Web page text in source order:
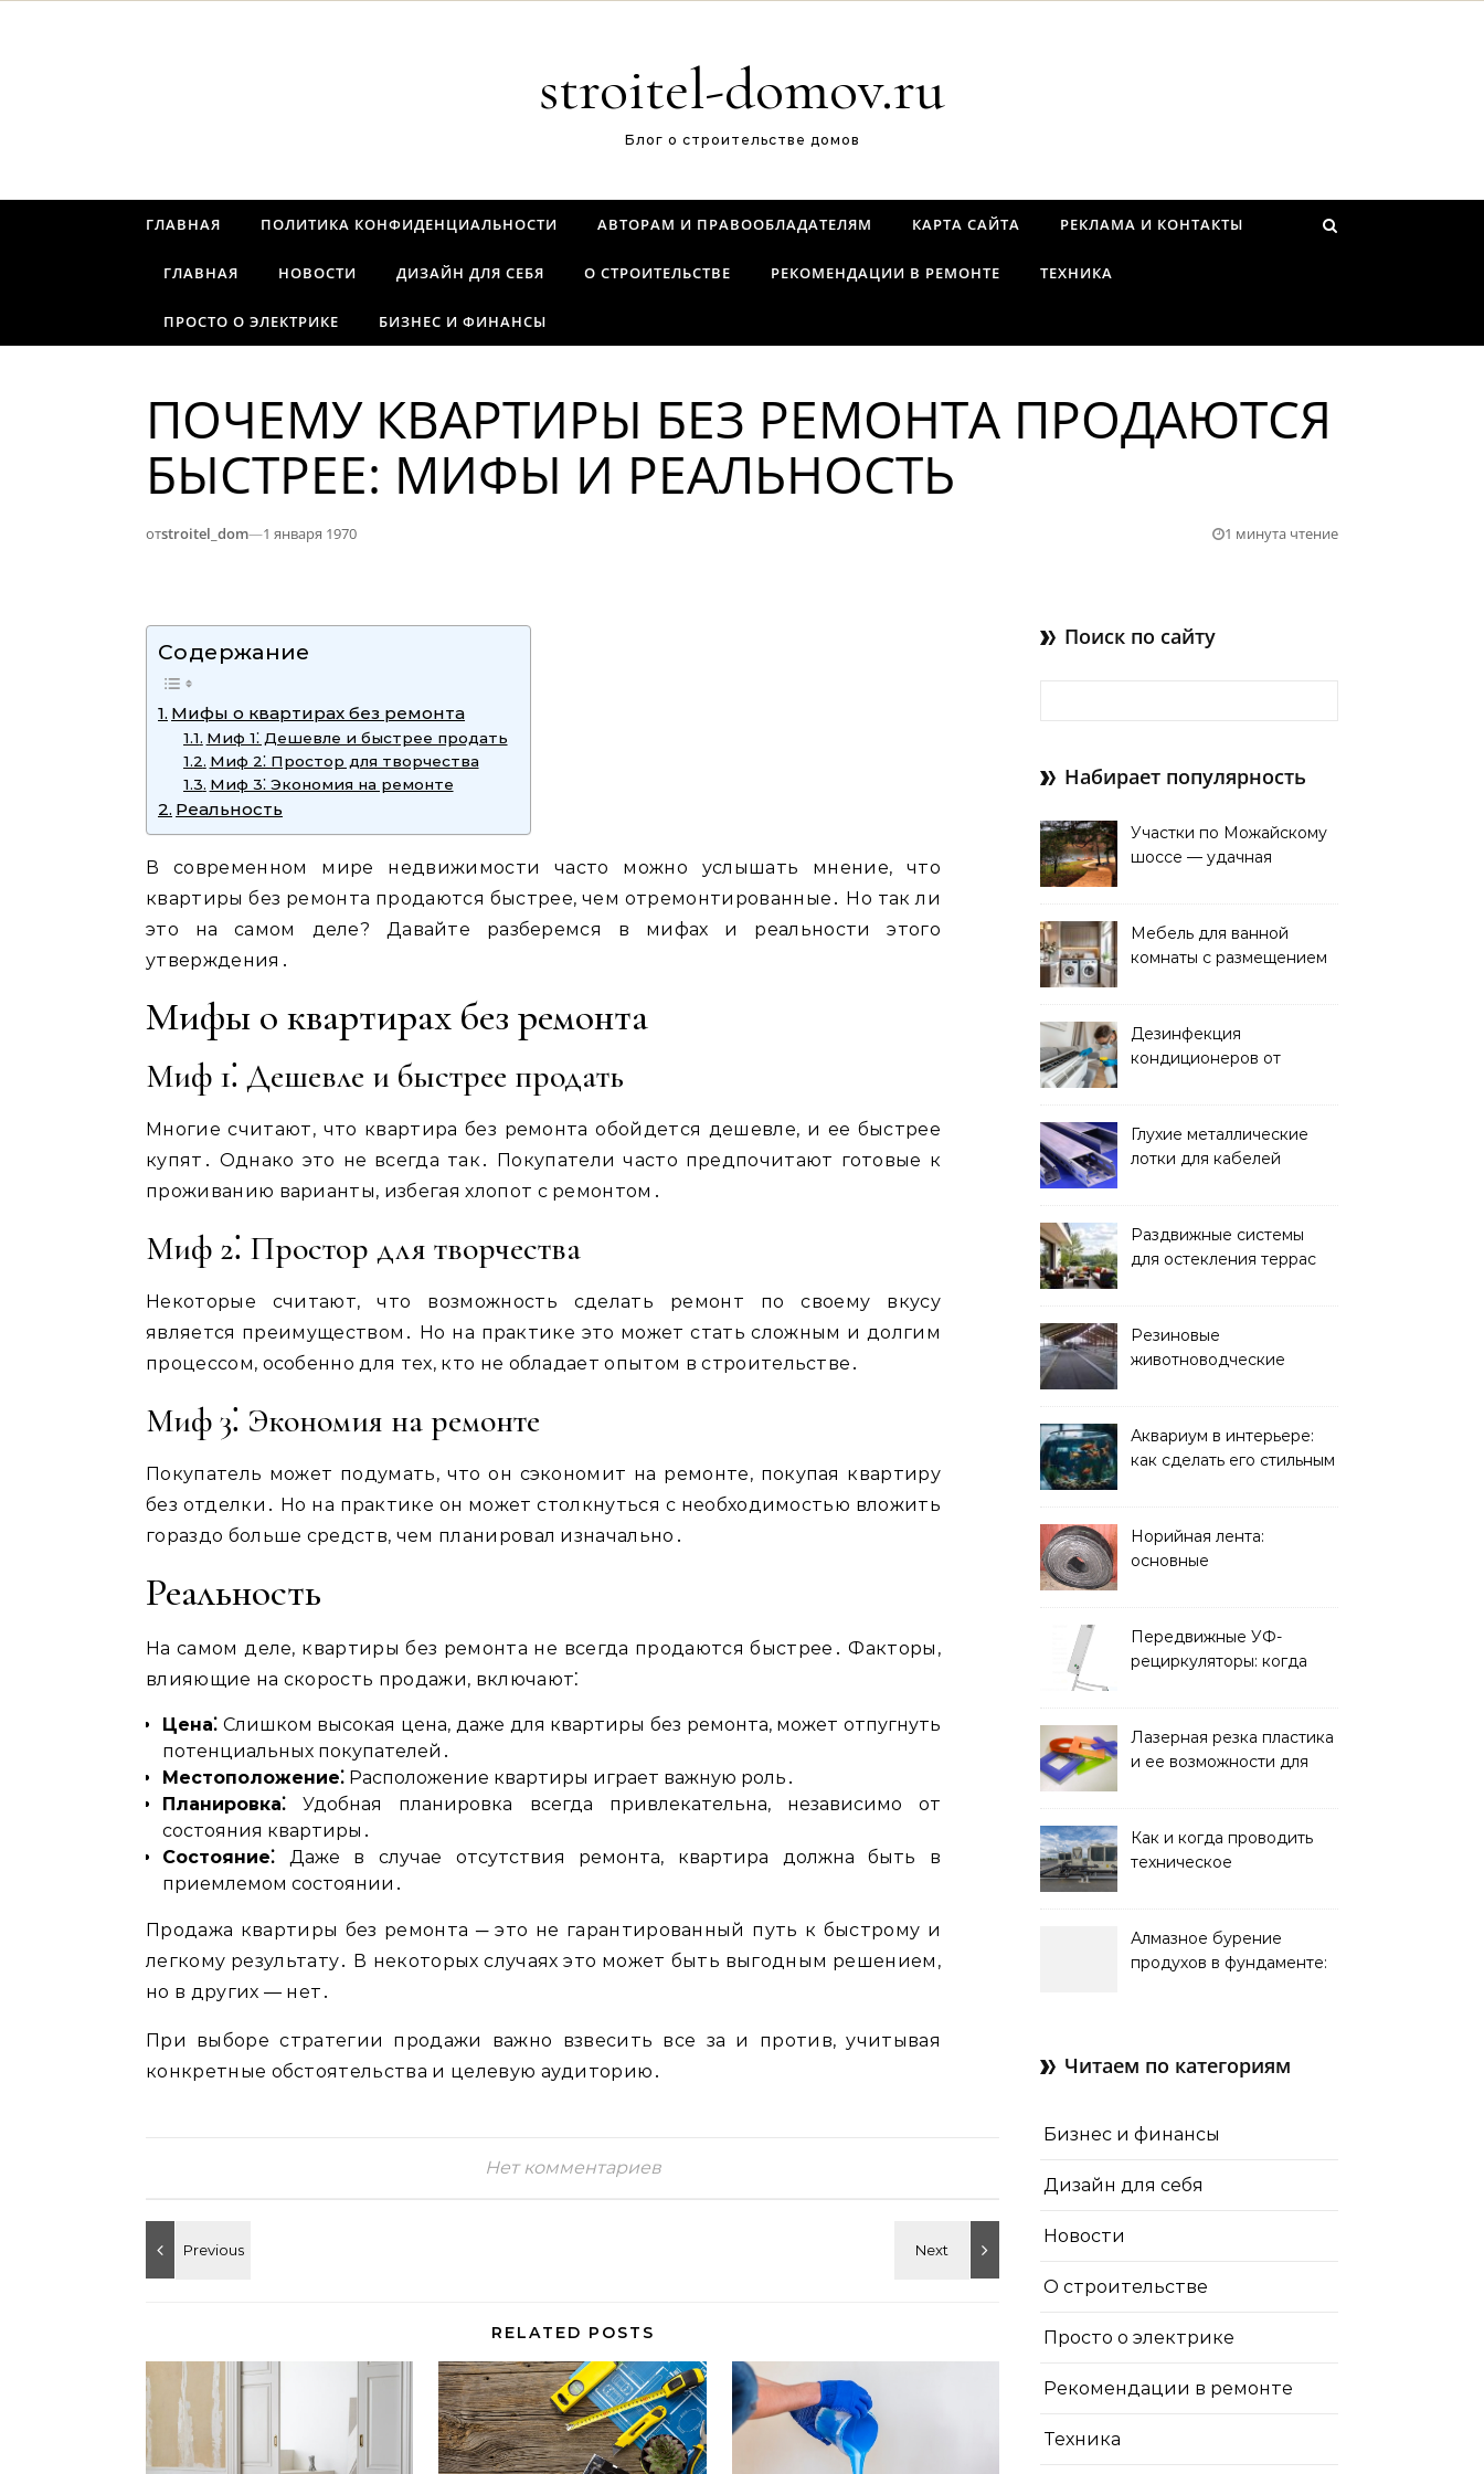
stroitel-domov.ru
Блог о строительстве домов
ГЛАВНАЯ ПОЛИТИКА КОНФИДЕНЦИАЛЬНОСТИ АВТОРАМ И ПРАВООБЛАДАТЕЛЯМ КАРТА САЙТА РЕКЛАМА И КОНТАКТЫ
ГЛАВНАЯ НОВОСТИ ДИЗАЙН ДЛЯ СЕБЯ О СТРОИТЕЛЬСТВЕ РЕКОМЕНДАЦИИ В РЕМОНТЕ ТЕХНИКА
ПРОСТО О ЭЛЕКТРИКЕ БИЗНЕС И ФИНАНСЫ
ПОЧЕМУ КВАРТИРЫ БЕЗ РЕМОНТА ПРОДАЮТСЯ
БЫСТРЕЕ: МИФЫ И РЕАЛЬНОСТЬ
отstroitel_dom—1 января 1970 1 минута чтение
Содержание
Мифы о квартирах без ремонта
Миф 1⁚ Дешевле и быстрее продать
Миф 2⁚ Простор для творчества
Миф 3⁚ Экономия на ремонте
Реальность
В современном мире недвижимости часто можно услышать мнение, что
квартиры без ремонта продаются быстрее, чем отремонтированные․ Но так ли
это на самом деле? Давайте разберемся в мифах и реальности этого
утверждения․
Мифы о квартирах без ремонта
Миф 1⁚ Дешевле и быстрее продать
Многие считают, что квартира без ремонта обойдется дешевле, и ее быстрее
купят․ Однако это не всегда так․ Покупатели часто предпочитают готовые к
проживанию варианты, избегая хлопот с ремонтом․
Миф 2⁚ Простор для творчества
Некоторые считают, что возможность сделать ремонт по своему вкусу
является преимуществом․ Но на практике это может стать сложным и долгим
процессом, особенно для тех, кто не обладает опытом в строительстве․
Миф 3⁚ Экономия на ремонте
Покупатель может подумать, что он сэкономит на ремонте, покупая квартиру
без отделки․ Но на практике он может столкнуться с необходимостью вложить
гораздо больше средств, чем планировал изначально․
Реальность
На самом деле, квартиры без ремонта не всегда продаются быстрее․ Факторы,
влияющие на скорость продажи, включают⁚
Цена⁚ Слишком высокая цена, даже для квартиры без ремонта, может отпугнуть
потенциальных покупателей․
Местоположение⁚ Расположение квартиры играет важную роль․
Планировка⁚ Удобная планировка всегда привлекательна, независимо от
состояния квартиры․
Состояние⁚ Даже в случае отсутствия ремонта, квартира должна быть в
приемлемом состоянии․
Продажа квартиры без ремонта ─ это не гарантированный путь к быстрому и
легкому результату․ В некоторых случаях это может быть выгодным решением,
но в других ― нет․
При выборе стратегии продажи важно взвесить все за и против, учитывая
конкретные обстоятельства и целевую аудиторию․
Нет комментариев
RELATED POSTS
Поиск по сайту
Набирает популярность
Участки по Можайскому
шоссе — удачная
Мебель для ванной
комнаты с размещением
Дезинфекция
кондиционеров от
Глухие металлические
лотки для кабелей
Раздвижные системы
для остекления террас
Резиновые
животноводческие
решать
Аквариум в интерьере:
как сделать его стильным
Норийная лента:
основные
и советы по выбору
Передвижные УФ-
рециркуляторы: когда
Лазерная резка пластика
и ее возможности для
Как и когда проводить
техническое
Алмазное бурение
продухов в фундаменте:
Читаем по категориям
Бизнес и финансы
Дизайн для себя
Новости
О строительстве
Просто о электрике
Рекомендации в ремонте
Техника